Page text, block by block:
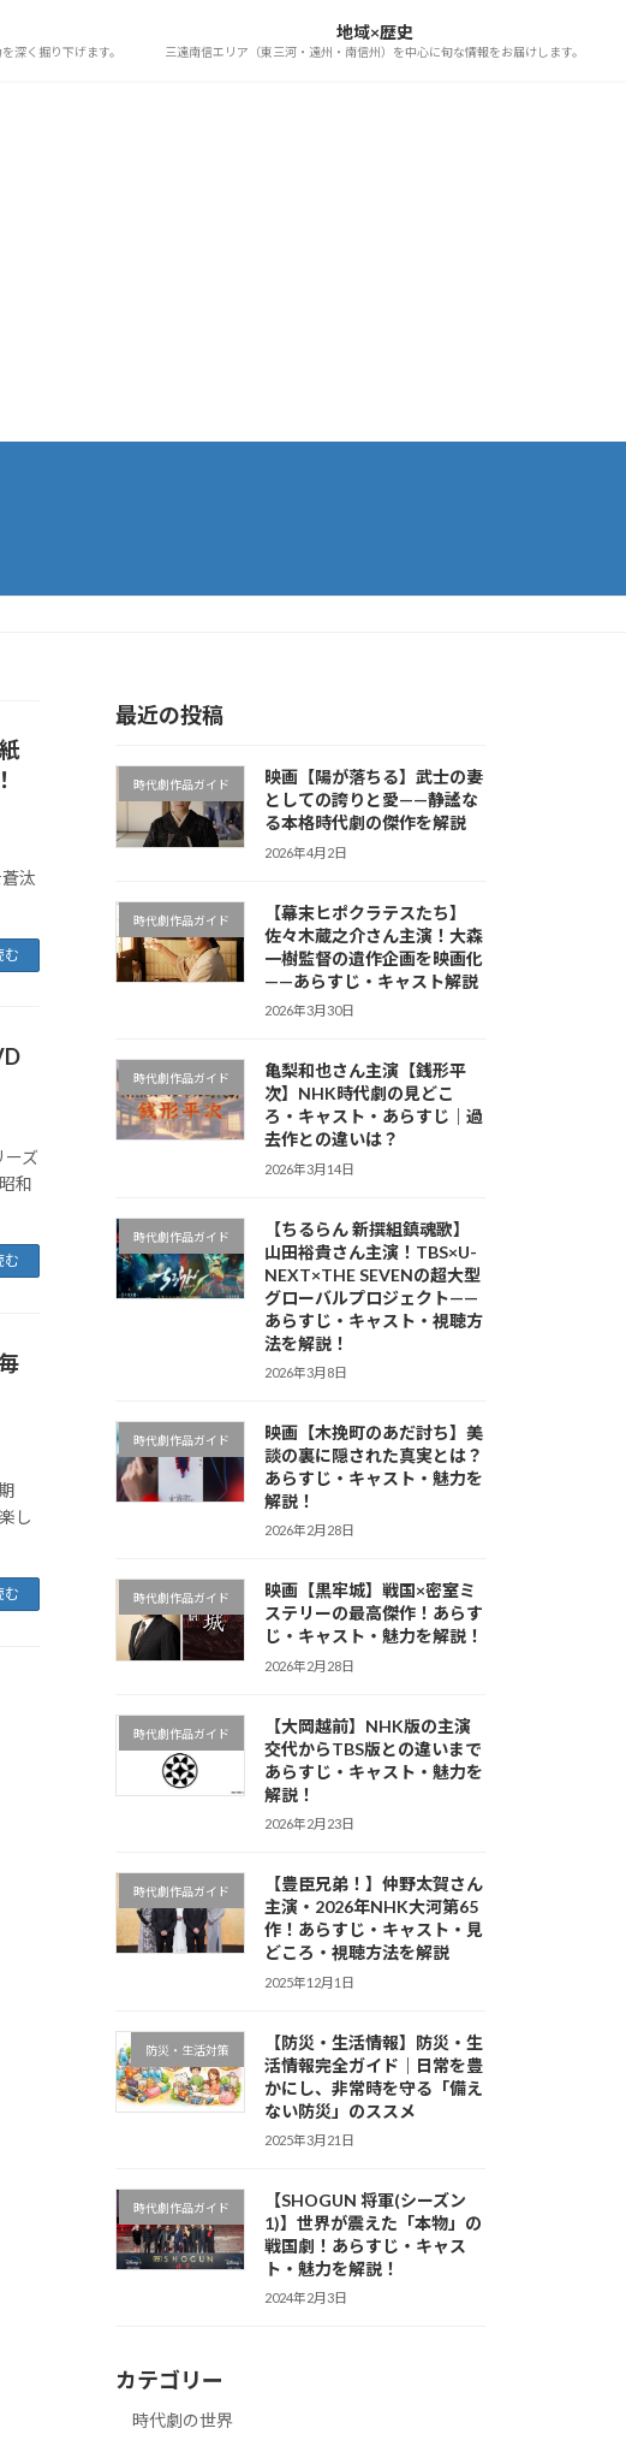
深く掘り下げます。
地域×歴史
三遠南信エリア（東三河・遠州・南信州）を中心に旬な情報をお届けします。
汰
む
ズ
和
む
し
む
最近の投稿
時代劇作品ガイド
映画【陽が落ちる】武士の妻
としての誇りと愛——静謐な
る本格時代劇の傑作を解説
2026年4月2日
時代劇作品ガイド
【幕末ヒポクラテスたち】
佐々木蔵之介さん主演！大森
一樹監督の遺作企画を映画化
——あらすじ・キャスト解説
2026年3月30日
時代劇作品ガイド
亀梨和也さん主演【銭形平
次】NHK時代劇の見どこ
ろ・キャスト・あらすじ｜過
去作との違いは？
2026年3月14日
時代劇作品ガイド
【ちるらん 新撰組鎮魂歌】
山田裕貴さん主演！TBS×U-
NEXT×THE SEVENの超大型
グローバルプロジェクト——
あらすじ・キャスト・視聴方
法を解説！
2026年3月8日
時代劇作品ガイド
映画【木挽町のあだ討ち】美
談の裏に隠された真実とは？
あらすじ・キャスト・魅力を
解説！
2026年2月28日
時代劇作品ガイド
映画【黒牢城】戦国×密室ミ
ステリーの最高傑作！あらす
じ・キャスト・魅力を解説！
2026年2月28日
時代劇作品ガイド
【大岡越前】NHK版の主演
交代からTBS版との違いまで
あらすじ・キャスト・魅力を
解説！
2026年2月23日
時代劇作品ガイド
【豊臣兄弟！】仲野太賀さん
主演・2026年NHK大河第65
作！あらすじ・キャスト・見
どころ・視聴方法を解説
2025年12月1日
防災・生活対策
【防災・生活情報】防災・生
活情報完全ガイド｜日常を豊
かにし、非常時を守る「備え
ない防災」のススメ
2025年3月21日
時代劇作品ガイド
【SHOGUN 将軍(シーズン
1)】世界が震えた「本物」の
戦国劇！あらすじ・キャス
ト・魅力を解説！
2024年2月3日
カテゴリー
時代劇の世界